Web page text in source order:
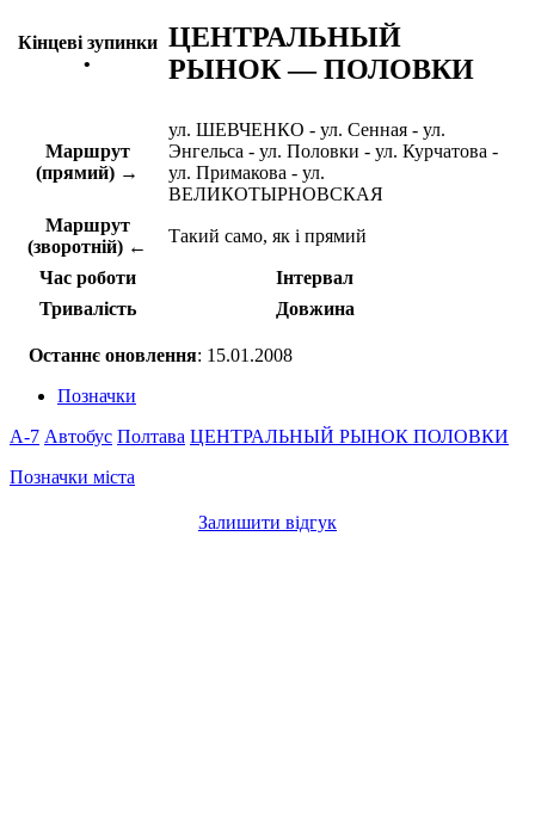
Кінцеві зупинки
•
ЦЕНТРАЛЬНЫЙ
РЫНОК — ПОЛОВКИ
Маршрут
(прямий) →
ул. ШЕВЧЕНКО - ул. Сенная - ул.
Энгельса - ул. Половки - ул. Курчатова -
ул. Примакова - ул.
ВЕЛИКОТЫРНОВСКАЯ
Маршрут
(зворотній) ←
Такий само, як і прямий
Час роботи
Інтервал
Тривалість
Довжина
Останнє оновлення: 15.01.2008
Позначки
A-7 Автобус Полтава ЦЕНТРАЛЬНЫЙ РЫНОК ПОЛОВКИ
Позначки міста
Залишити відгук